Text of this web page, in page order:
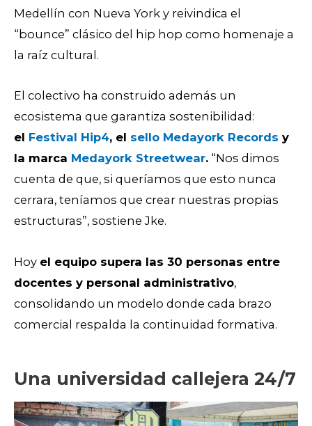
Medellín con Nueva York y reivindica el
“bounce” clásico del hip hop como homenaje a
la raíz cultural.
El colectivo ha construido además un
ecosistema que garantiza sostenibilidad:
el Festival Hip4, el sello Medayork Records y
la marca Medayork Streetwear. “Nos dimos
cuenta de que, si queríamos que esto nunca
cerrara, teníamos que crear nuestras propias
estructuras”, sostiene Jke.
Hoy el equipo supera las 30 personas entre
docentes y personal administrativo,
consolidando un modelo donde cada brazo
comercial respalda la continuidad formativa.
Una universidad callejera 24/7